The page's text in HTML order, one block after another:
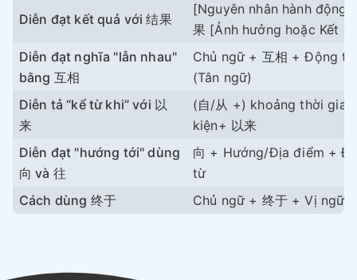
Diễn đạt kết quả với 结果
[Nguyên nhân hành
果 [Ảnh hưởng hoặc Kết
Diễn đạt nghĩa "lẫn nhau"
bằng 互相
Chủ ngữ + 互相 + Động
(Tân ngữ)
Diễn tả “kể từ khi” với 以
来
(自/从 +) khoảng thời
kiện+ 以来
Diễn đạt "hướng tới" dùng
向 và 往
向 + Hướng/Địa điểm +
từ
Cách dùng 终于
Chủ ngữ + 终于 + Vị ngữ